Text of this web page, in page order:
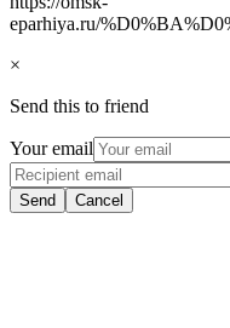
eparhiya.ru/
×
Send this to friend
Your email
Send Cancel